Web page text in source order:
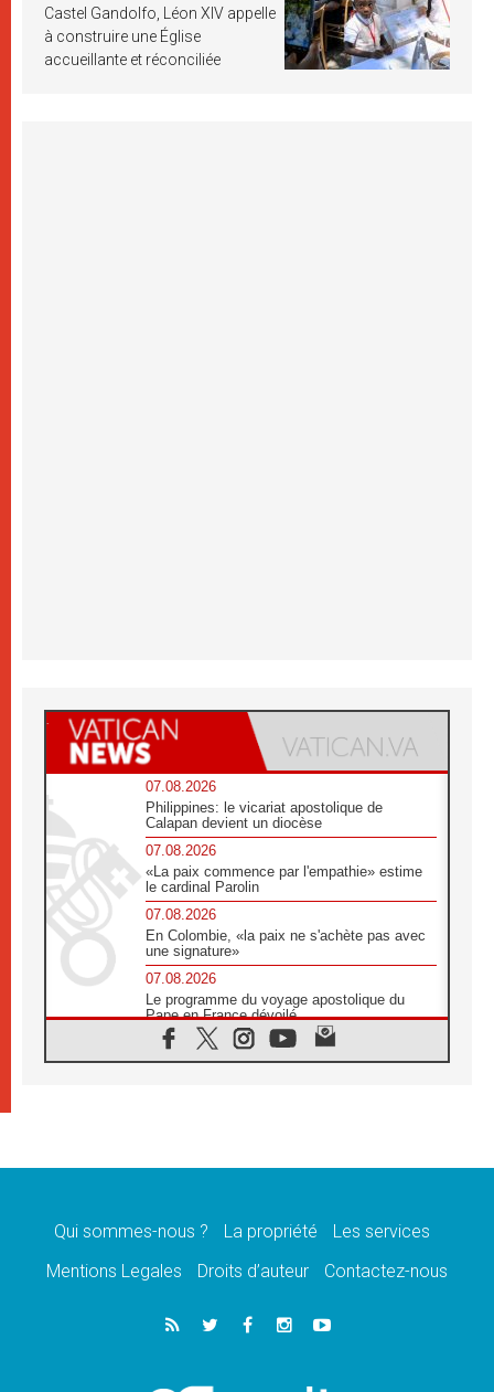
Castel Gandolfo, Léon XIV appelle
à construire une Église
accueillante et réconciliée
07.08.2026
Philippines: le vicariat apostolique de
Calapan devient un diocèse
07.08.2026
«La paix commence par l'empathie» estime
le cardinal Parolin
07.08.2026
En Colombie, «la paix ne s'achète pas avec
une signature»
07.08.2026
Le programme du voyage apostolique du
Pape en France dévoilé
07.08.2026
1ère Conférence continentale sur l'éducation
07.08.2026
07.08.2026
lancement des «dix jours de prière pour la
paix»
06.08.2026
Préparatifs des JMJ 2027 à Séoul: «c'est
Qui sommes-nous ? La propriété
Les services
Mentions Legales
Droits d’auteur Contactez-nous